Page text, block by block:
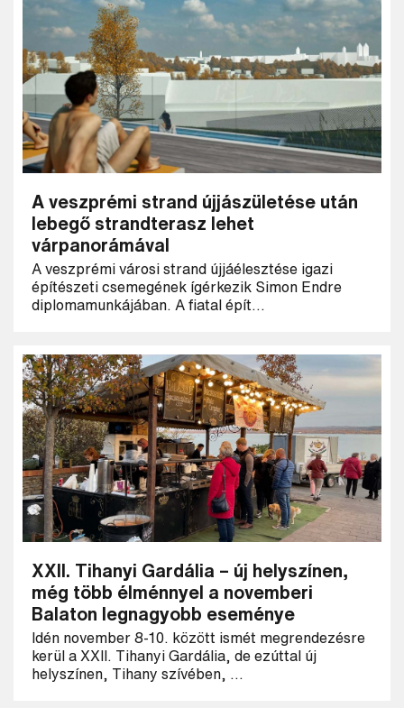
A veszprémi strand újjászületése után
lebegő strandterasz lehet
várpanorámával
A veszprémi városi strand újjáélesztése igazi
építészeti csemegének ígérkezik Simon Endre
diplomamunkájában. A fiatal épít...
XXII. Tihanyi Gardália – új helyszínen,
még több élménnyel a novemberi
Balaton legnagyobb eseménye
Idén november 8-10. között ismét megrendezésre
kerül a XXII. Tihanyi Gardália, de ezúttal új
helyszínen, Tihany szívében, ...